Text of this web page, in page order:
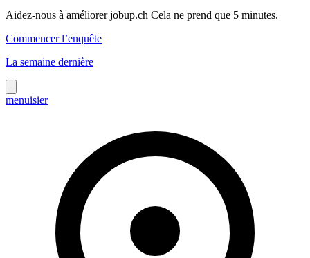
Aidez-nous à améliorer jobup.ch Cela ne prend que 5 minutes.
Commencer l’enquête
La semaine dernière
menuisier